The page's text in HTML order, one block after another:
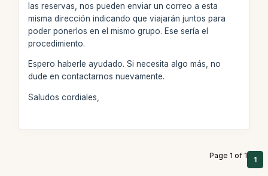
las reservas, nos pueden enviar un correo a esta
misma dirección indicando que viajarán juntos para
poder ponerlos en el mismo grupo. Ese sería el
procedimiento.
Espero haberle ayudado. Si necesita algo más, no
dude en contactarnos nuevamente.
Saludos cordiales,
Page 1 of 1 1